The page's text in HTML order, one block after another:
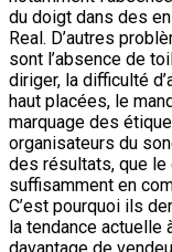
du doigt dans des
Real. D’autres
sont l’absence de
diriger, la difficulté
haut placées, le
marquage des
organisateurs du
des résultats, que le
suffisamment en
C’est pourquoi ils
la tendance